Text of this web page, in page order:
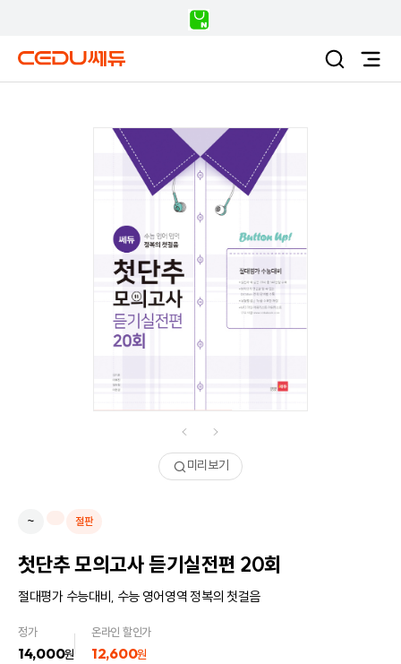
미리보기
~ 절판
첫단추 모의고사 듣기실전편 20회
절대평가 수능대비, 수능 영어영역 정복의 첫걸음
정가
14,000원
온라인 할인가
12,600원